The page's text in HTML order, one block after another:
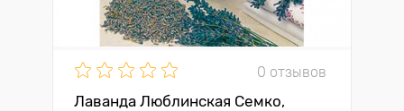
0 отзывов
Лаванда Люблинская Семко,